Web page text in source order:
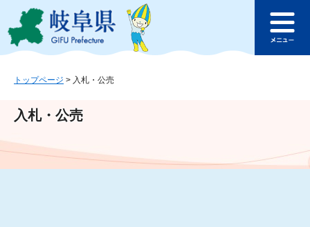
ジ
ュ
文
このページの本文へ
ュ
トップページ > 入札・公売
入札・公売